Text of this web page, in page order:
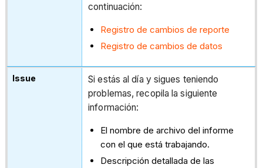
continuación:
Registro de cambios de reporte
Registro de cambios de datos
Si estás al día y sigues teniendo
problemas, recopila la siguiente
información:
El nombre de archivo del informe
con el que está trabajando.
Descripción detallada de las